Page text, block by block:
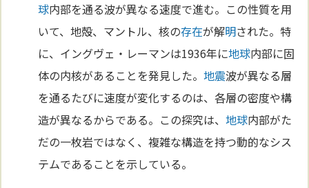
球内部を通る波が異なる速度で進む。この性質を用
いて、地殻、マントル、核の存在が解明された。特
に、イングヴェ・レーマンは1936年に地球内部に固
体の内核があることを発見した。地震波が異なる層
を通るたびに速度が変化するのは、各層の密度や構
造が異なるからである。この探究は、地球内部がた
だの一枚岩ではなく、複雑な構造を持つ動的なシス
テムであることを示している。